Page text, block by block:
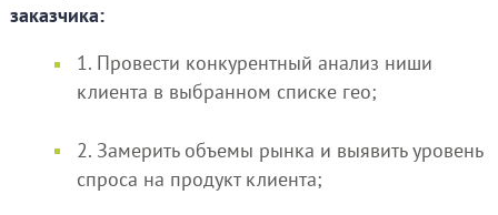
заказчика:
1. Провести конкурентный анализ ниши
клиента в выбранном списке гео;
2. Замерить объемы рынка и выявить уровень
спроса на продукт клиента;